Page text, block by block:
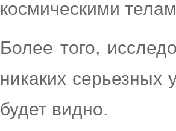
космическими
Более того,
никаких
будет видно.